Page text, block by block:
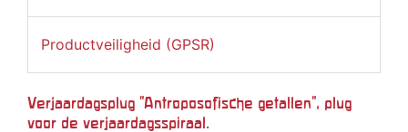
Productveiligheid (GPSR)
Verjaardagsplug "Antroposofische getallen", plug
voor de verjaardagsspiraal.